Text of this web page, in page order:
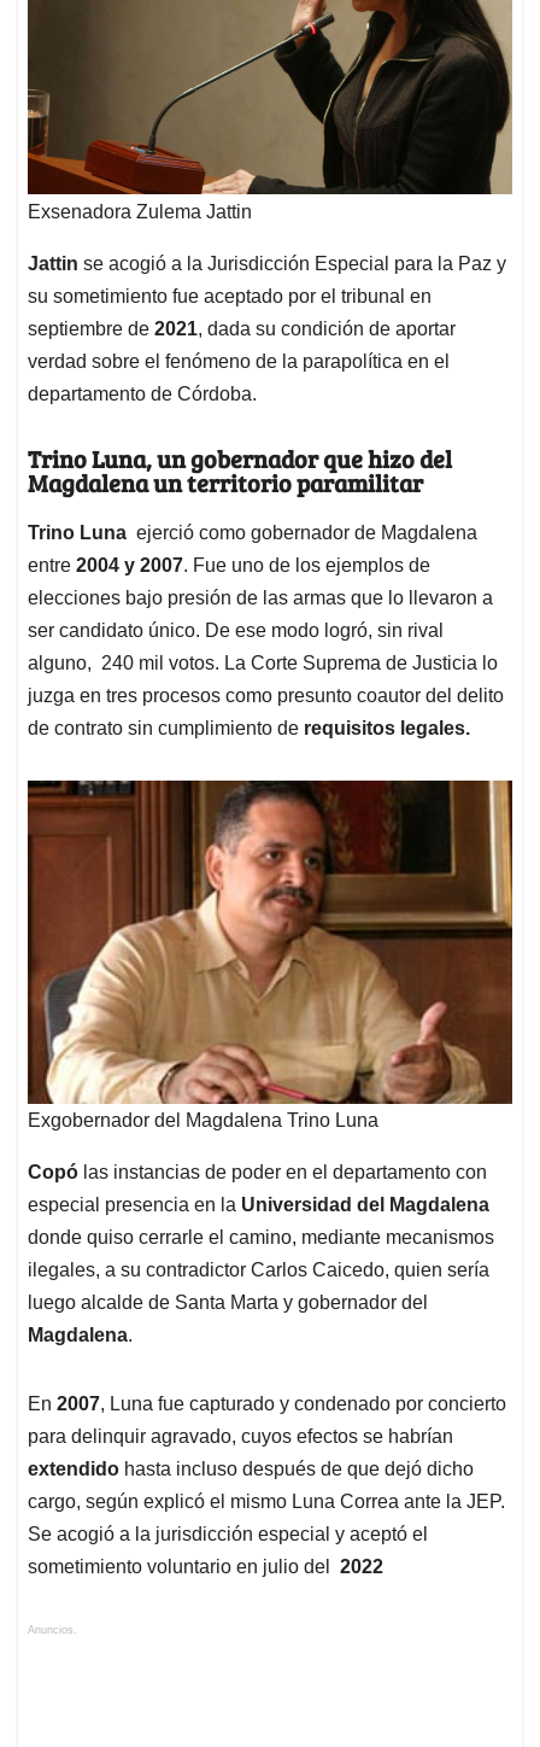
Exsenadora Zulema Jattin
Jattin se acogió a la Jurisdicción Especial para la Paz y
su sometimiento fue aceptado por el tribunal en
septiembre de 2021, dada su condición de aportar
verdad sobre el fenómeno de la parapolítica en el
departamento de Córdoba.
Trino Luna, un gobernador que hizo del
Magdalena un territorio paramilitar
Trino Luna ejerció como gobernador de Magdalena
entre 2004 y 2007. Fue uno de los ejemplos de
elecciones bajo presión de las armas que lo llevaron a
ser candidato único. De ese modo logró, sin rival
alguno, 240 mil votos. La Corte Suprema de Justicia lo
juzga en tres procesos como presunto coautor del delito
de contrato sin cumplimiento de requisitos legales.
Exgobernador del Magdalena Trino Luna
Copó las instancias de poder en el departamento con
especial presencia en la Universidad del Magdalena
donde quiso cerrarle el camino, mediante mecanismos
ilegales, a su contradictor Carlos Caicedo, quien sería
luego alcalde de Santa Marta y gobernador del
Magdalena.
En 2007, Luna fue capturado y condenado por concierto
para delinquir agravado, cuyos efectos se habrían
extendido hasta incluso después de que dejó dicho
cargo, según explicó el mismo Luna Correa ante la JEP.
Se acogió a la jurisdicción especial y aceptó el
sometimiento voluntario en julio del 2022
Anuncios.